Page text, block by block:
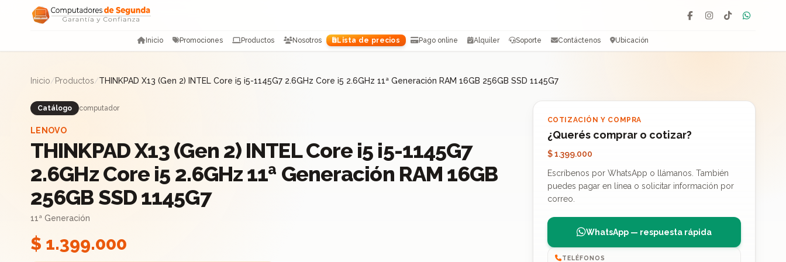
Saltar al contenido
Facebook
Instagram
TikTok
Inicio Promociones Productos Nosotros Lista de precios Pago online Alquiler Soporte Contáctenos Ubicación
Inicio/Productos/THINKPAD X13 (Gen 2) INTEL Core i5 i5-1145G7 2.6GHz Core i5 2.6GHz 11ª Generación RAM 16GB 256GB SSD 1145G7
Catálogo computador
LENOVO
THINKPAD X13 (Gen 2) INTEL Core i5 i5-1145G7
2.6GHz Core i5 2.6GHz 11ª Generación RAM 16GB
256GB SSD 1145G7
11ª Generación
$ 1.399.000
COTIZACIÓN Y COMPRA
¿Querés comprar o cotizar?
$ 1.399.000
Escríbenos por WhatsApp o llámanos. También
puedes pagar en línea o solicitar información por
correo.
WhatsApp — respuesta rápida
TELÉFONOS